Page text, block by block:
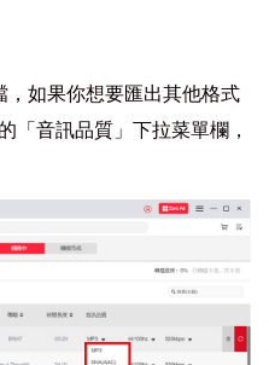
如果你想要匯出其他格式
「音訊品質」下拉菜單欄，